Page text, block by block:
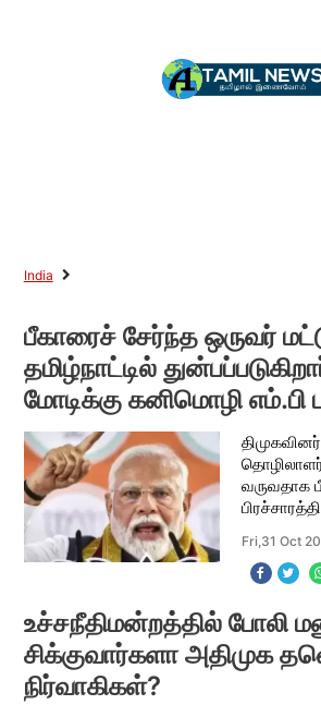
India
பீகாரைச் சேர்ந்த ஒருவர்
தமிழ்நாட்டில்
மோடிக்கு கனிமொழி எம்.பி
வருவதாக
Fri,31 Oct
உச்சநீதிமன்றத்தில் போலி
சிக்குவார்களா அதிமுக
நிர்வாகிகள்?